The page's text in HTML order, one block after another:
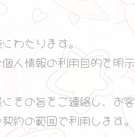
わたります。
人情報の利用目的を明示
その旨をご連絡し、お客
約の範囲で利用します。